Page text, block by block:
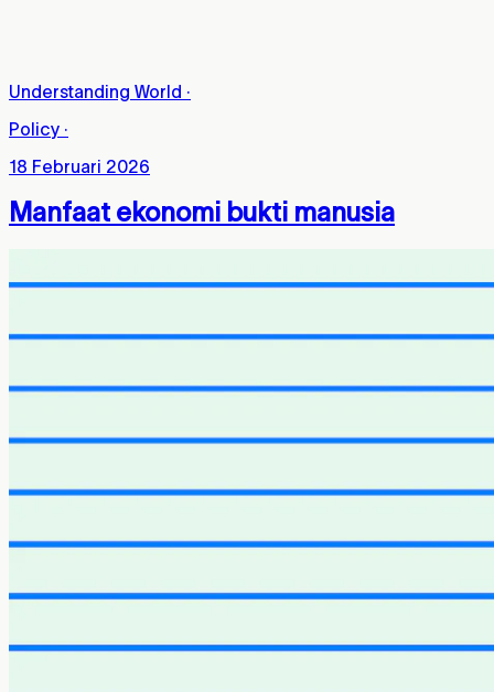
Understanding World ·
Policy ·
18 Februari 2026
Manfaat ekonomi bukti manusia